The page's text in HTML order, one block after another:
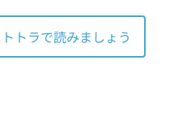
トラで読みましょう